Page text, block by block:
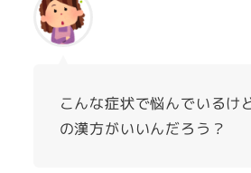
こんな症状で悩んでいるけ
の漢方がいいんだろう？